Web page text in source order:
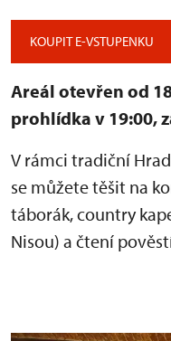
KOUPIT E-VSTUPENKU
Areál otevřen od
prohlídka v 19:00,
V rámci tradiční
se můžete těšit na
táborák, country
Nisou) a čtení